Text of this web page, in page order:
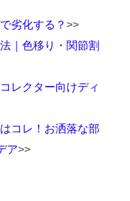
劣化する？ >>
｜色移り・関節割
レクター向けディ
コレ！お洒落な部
ア>>